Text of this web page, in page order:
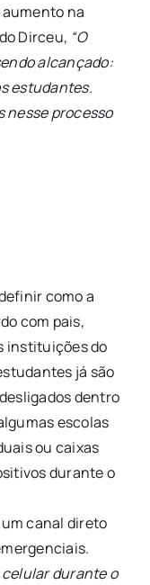
na
Dirceu, “O
alcançado:
estudantes.
nesse processo
como a
com pais,
instituições do
já são
dentro
escolas
ou caixas
durante o
um canal direto
celular durante o